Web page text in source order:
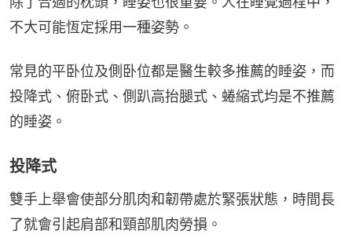
不大可能恆定採用一種姿勢。
常見的平卧位及側卧位都是醫生較多推薦的睡姿，而
投降式、俯卧式、側趴高抬腿式、蜷縮式均是不推薦
的睡姿。
投降式
雙手上舉會使部分肌肉和韌帶處於緊張狀態，時間長
了就會引起肩部和頸部肌肉勞損。